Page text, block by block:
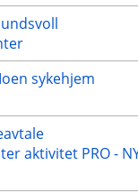
sykehjem
aktivitet PRO -